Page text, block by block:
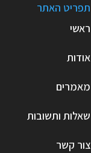
תפריט האתר
ראשי
אודות
מאמרים
שאלות ותשובות
צור קשר